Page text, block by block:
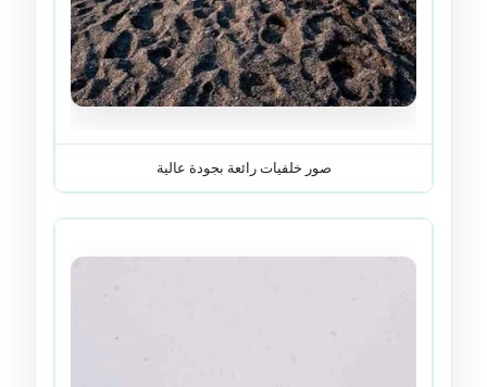
صور خلفيات رائعة بجودة عالية